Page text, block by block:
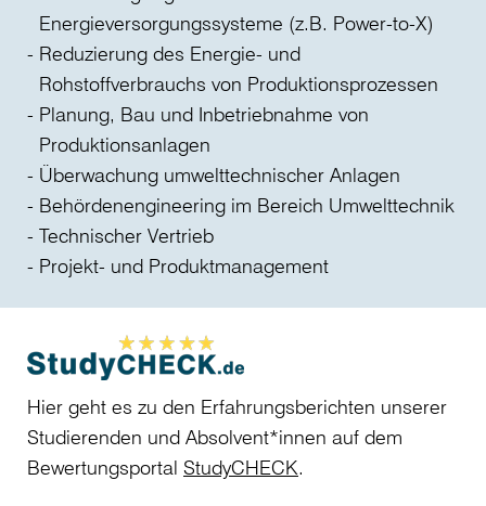
Energieversorgungssysteme (z.B. Power-to-X)
Reduzierung des Energie- und
Rohstoffverbrauchs von Produktionsprozessen
Planung, Bau und Inbetriebnahme von
Produktionsanlagen
Überwachung umwelttechnischer Anlagen
Behördenengineering im Bereich Umwelttechnik
Technischer Vertrieb
Projekt- und Produktmanagement
Hier geht es zu den Erfahrungsberichten unserer
Studierenden und Absolvent*innen auf dem
Bewertungsportal StudyCHECK.